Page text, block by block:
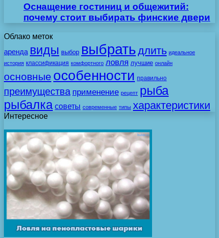
Оснащение гостиниц и общежитий:
почему стоит выбирать финские двери
Облако меток
аренда виды выбор выбрать длить идеальное
история классификация комфортного ловля лучшие онлайн
основные особенности правильно
преимущества применение рецепт рыба
рыбалка советы современные типы характеристики
Интересное